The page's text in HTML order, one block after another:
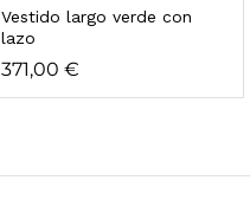
Vestido largo verde con
lazo
371,00 €